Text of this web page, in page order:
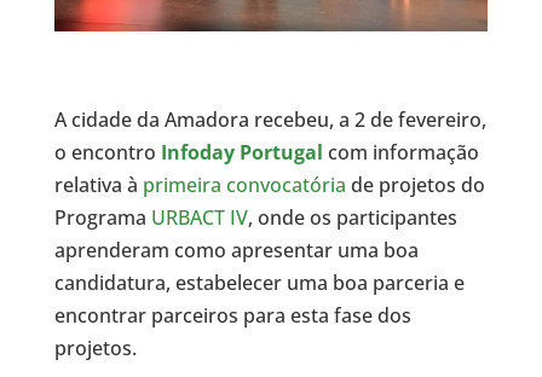
A cidade da Amadora recebeu, a 2 de fevereiro,
o encontro Infoday Portugal com informação
relativa à primeira convocatória de projetos do
Programa URBACT IV, onde os participantes
aprenderam como apresentar uma boa
candidatura, estabelecer uma boa parceria e
encontrar parceiros para esta fase dos
projetos.